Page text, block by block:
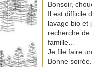
Bonsoir,
Il est difficile
lavage bio et
recherche
famille…
Je file faire
Bonne soirée.